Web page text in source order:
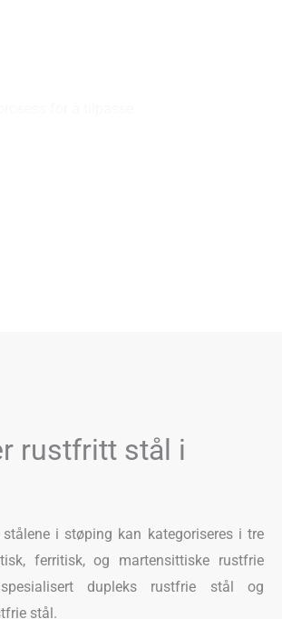
rustfritt stål i
i støping kan kategoriseres i tre
ferritisk, og martensittiske rustfrie
dupleks rustfrie stål og
stål.